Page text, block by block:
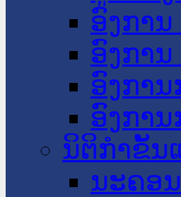
ອົງກາ
ອົງກາ
ອົງກາ
ອົງກາ
ນິຕິກໍາຂັ້ນ
ນະ​ຄອ